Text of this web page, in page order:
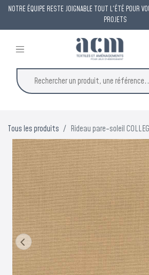
NOTRE ÉQUIPE RESTE JOIGNABLE TOUT L'ÉTÉ POUR
PROJETS
Tous les produits Rideau pare-soleil